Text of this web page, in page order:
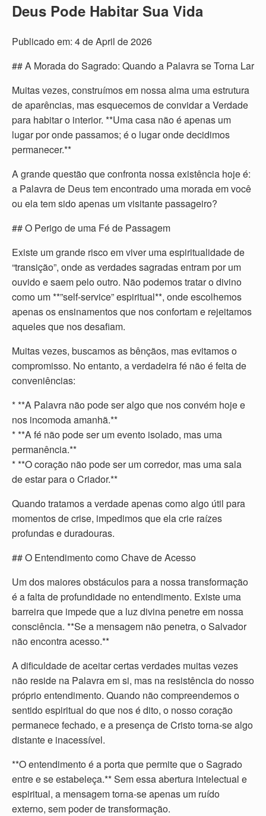
Deus Pode Habitar Sua Vida
Publicado em: 4 de April de 2026
## A Morada do Sagrado: Quando a Palavra se Torna Lar
Muitas vezes, construímos em nossa alma uma estrutura
de aparências, mas esquecemos de convidar a Verdade
para habitar o interior. **Uma casa não é apenas um
lugar por onde passamos; é o lugar onde decidimos
permanecer.**
A grande questão que confronta nossa existência hoje é:
a Palavra de Deus tem encontrado uma morada em você
ou ela tem sido apenas um visitante passageiro?
## O Perigo de uma Fé de Passagem
Existe um grande risco em viver uma espiritualidade de
“transição”, onde as verdades sagradas entram por um
ouvido e saem pelo outro. Não podemos tratar o divino
como um **”self-service” espiritual**, onde escolhemos
apenas os ensinamentos que nos confortam e rejeitamos
aqueles que nos desafiam.
Muitas vezes, buscamos as bênçãos, mas evitamos o
compromisso. No entanto, a verdadeira fé não é feita de
conveniências:
* **A Palavra não pode ser algo que nos convém hoje e
nos incomoda amanhã.**
* **A fé não pode ser um evento isolado, mas uma
permanência.**
* **O coração não pode ser um corredor, mas uma sala
de estar para o Criador.**
Quando tratamos a verdade apenas como algo útil para
momentos de crise, impedimos que ela crie raízes
profundas e duradouras.
## O Entendimento como Chave de Acesso
Um dos maiores obstáculos para a nossa transformação
é a falta de profundidade no entendimento. Existe uma
barreira que impede que a luz divina penetre em nossa
consciência. **Se a mensagem não penetra, o Salvador
não encontra acesso.**
A dificuldade de aceitar certas verdades muitas vezes
não reside na Palavra em si, mas na resistência do nosso
próprio entendimento. Quando não compreendemos o
sentido espiritual do que nos é dito, o nosso coração
permanece fechado, e a presença de Cristo torna-se algo
distante e inacessível.
**O entendimento é a porta que permite que o Sagrado
entre e se estabeleça.** Sem essa abertura intelectual e
espiritual, a mensagem torna-se apenas um ruído
externo, sem poder de transformação.